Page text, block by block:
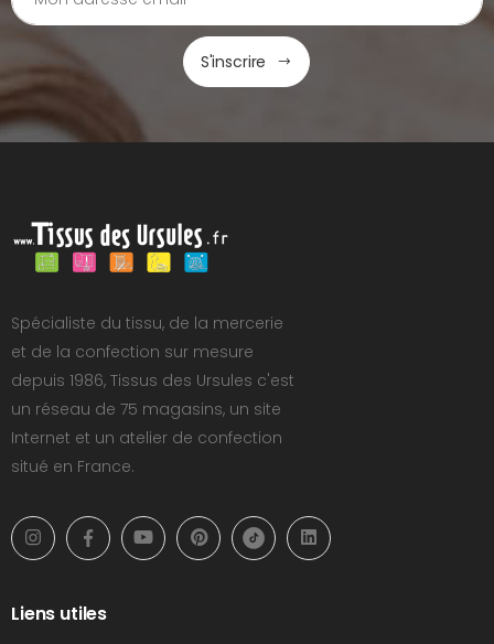
S'inscrire
Spécialiste du tissu, de la mercerie
et de la confection sur mesure
depuis 1986, Tissus des Ursules c'est
un réseau de 75 magasins, un site
Internet et un atelier de confection
situé en France.
Liens utiles